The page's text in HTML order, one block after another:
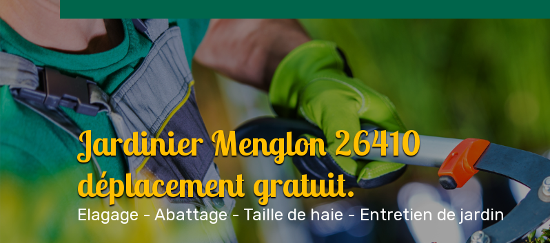
Jardinier Menglon 26410
déplacement gratuit.
Elagage - Abattage - Taille de haie - Entretien de jardin